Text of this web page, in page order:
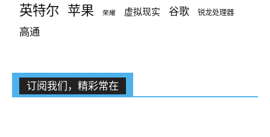
英特尔 苹果 荣耀 虚拟现实 谷歌 锐龙处理器
高通
订阅我们，精彩常在